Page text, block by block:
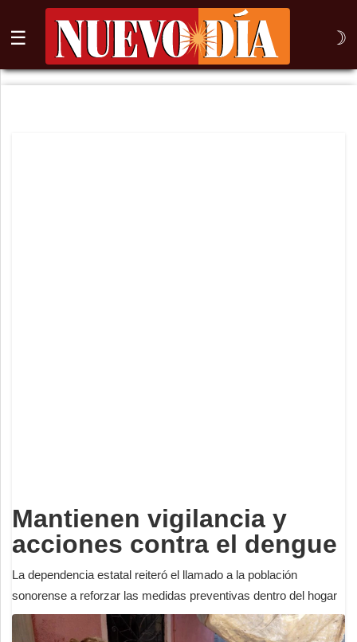
☰ ☽
⌕
Mantienen vigilancia y
acciones contra el dengue
La dependencia estatal reiteró el llamado a la población
sonorense a reforzar las medidas preventivas dentro del hogar